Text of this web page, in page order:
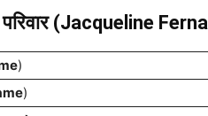
(Jacqueline
)
)